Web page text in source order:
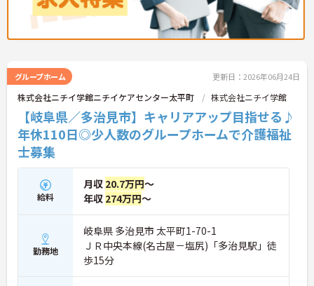
グループホーム 更新日：2026年06月24日
株式会社ニチイ学館ニチイケアセンター太平町 株式会社ニチイ学館
【岐阜県／多治見市】キャリアアップ目指せる♪
年休110日◎少人数のグループホームで介護福祉
士募集
給料
月収 20.7万円～
年収 274万円～
勤務地
岐阜県 多治見市 太平町1-70-1
ＪＲ中央本線(名古屋－塩尻)「多治見駅」徒
歩15分